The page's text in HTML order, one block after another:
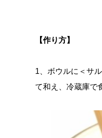
【作り方】
1、ボウルに＜サ
て和え、冷蔵庫で